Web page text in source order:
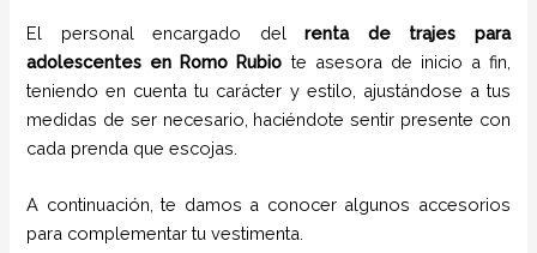
El personal encargado delrenta de trajes para
adolescentes enRomo Rubio te asesora de inicio a fin,
teniendo en cuenta tu carácter y estilo, ajustándose a tus
medidas de ser necesario, haciéndote sentir presente con
cada prenda que escojas.
A continuación, te damos a conocer algunos accesorios
para complementar tu vestimenta.